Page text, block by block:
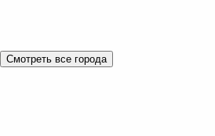
Смотреть все города